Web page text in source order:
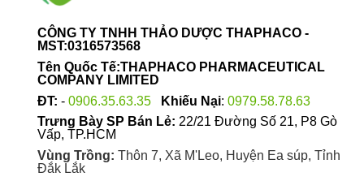
CÔNG TY TNHH THẢO DƯỢC THAPHACO -
MST:0316573568
Tên Quốc Tế:THAPHACO PHARMACEUTICAL
COMPANY LIMITED
ĐT: - 0906.35.63.35 Khiếu Nại: 0979.58.78.63
Trưng Bày SP Bán Lẻ: 22/21 Đường Số 21, P8 Gò
Vấp, TP.HCM
Vùng Trồng: Thôn 7, Xã M'Leo, Huyện Ea súp, Tỉnh
Đắk Lắk